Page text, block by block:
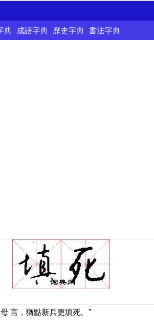
典 成語字典 歷史字典 書法字典
言，猶點新兵更填死。”